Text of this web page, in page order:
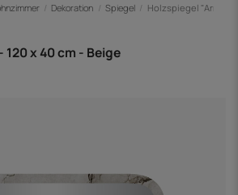
Dekoration Spiegel Holzspiegel "Arni" -
x 40 cm - Beige